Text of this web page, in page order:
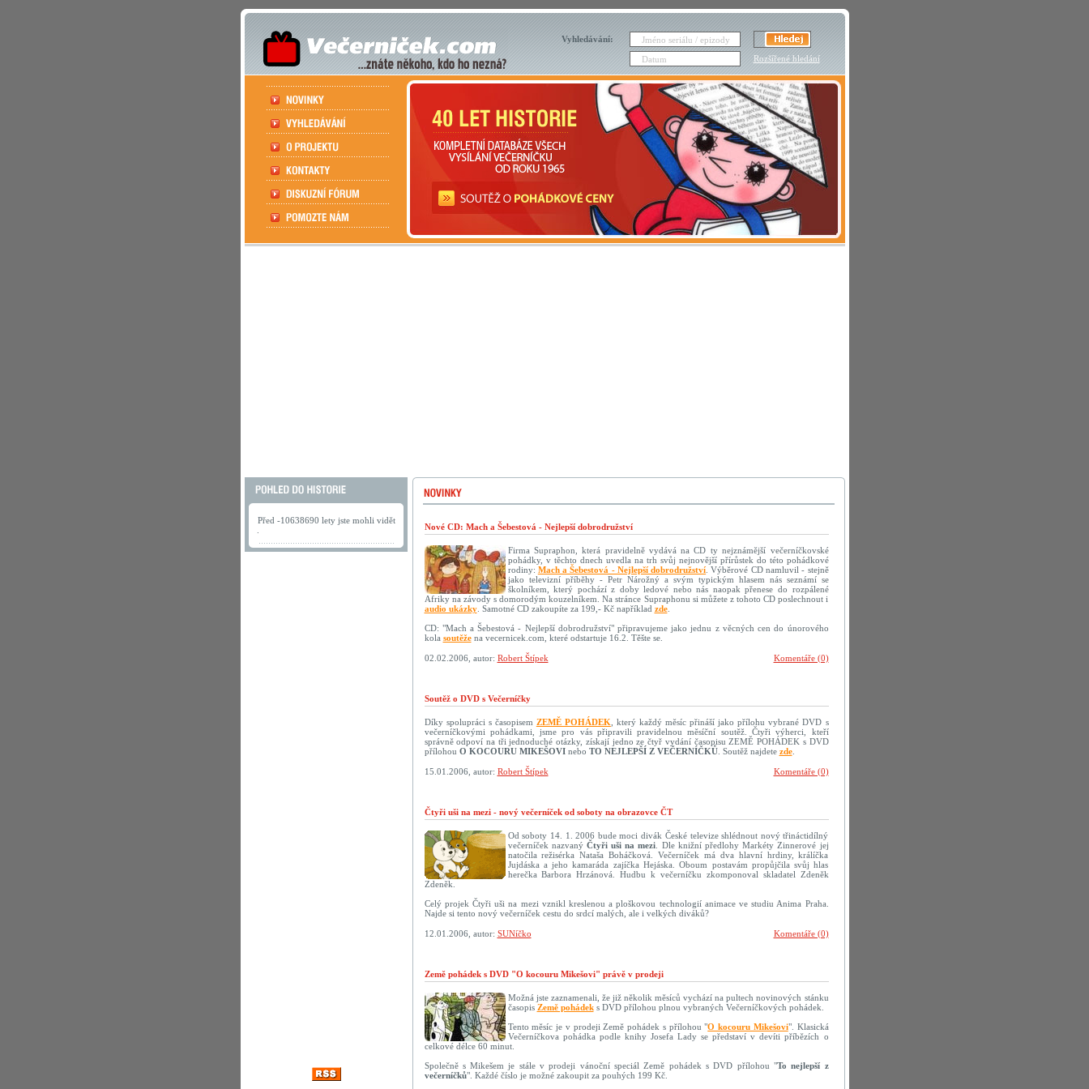
Vyhledávání:
Rozšířené hledání
Před -10638690 lety jste mohli vidět
Nové CD: Mach a Šebestová - Nejlepší dobrodružství
Firma Supraphon, která pravidelně vydává na CD ty nejznámější večerníčkovské
pohádky, v těchto dnech uvedla na trh svůj nejnovější přírůstek do této pohádkové
rodiny: Mach a Šebestová - Nejlepší dobrodružství . Výběrové CD namluvil - stejně
jako televizní příběhy - Petr Nárožný a svým typickým hlasem nás seznámí se
školníkem, který pochází z doby ledové nebo nás naopak přenese do rozpálené
Afriky na závody s domorodým kouzelníkem. Na stránce Supraphonu si můžete z tohoto CD poslechnout i
audio ukázky. Samotné CD zakoupíte za 199,- Kč například zde.
CD: "Mach a Šebestová - Nejlepší dobrodružství" připravujeme jako jednu z věcných cen do únorového
kola soutěžena vecernicek.com, které odstartuje 16.2. Těšte se.
Komentáře (0)
02.02.2006, autor: Robert Štípek
Soutěž o DVD s Večerníčky
Díky spolupráci s časopisem ZEMĚ POHÁDEK , který každý měsíc přináší jako přílohu vybrané DVD s
večerníčkovými pohádkami, jsme pro vás připravili pravidelnou měsíční soutěž. Čtyři výherci, kteří
správně odpoví na tři jednoduché otázky, získají jedno ze čtyř vydání časopisu ZEMĚ POHÁDEK s DVD
přílohou O KOCOURU MIKEŠOVInebo TO NEJLEPŠÍ Z VEČERNÍČKŮ. Soutěž najdete zde.
Komentáře (0)
15.01.2006, autor: Robert Štípek
Čtyři uši na mezi - nový večerníček od soboty na obrazovce ČT
Od soboty 14. 1. 2006 bude moci divák České televize shlédnout nový třináctidílný
večerníček nazvaný Čtyři uši na mezi . Dle knižní předlohy Markéty Zinnerové jej
natočila režisérka Nataša Boháčková. Večerníček má dva hlavní hrdiny, králíčka
Jujdáska a jeho kamaráda zajíčka Hejáska. Oboum postavám propůjčila svůj hlas
herečka Barbora Hrzánová. Hudbu k večerníčku zkomponoval skladatel Zdeněk
Zdeněk.
Celý projek Čtyři uši na mezi vznikl kreslenou a ploškovou technologií animace ve studiu Anima Praha.
Najde si tento nový večerníček cestu do srdcí malých, ale i velkých diváků?
Komentáře (0)
12.01.2006, autor: SUNíčko
Země pohádek s DVD "O kocouru Mikešovi" právě v prodeji
Možná jste zaznamenali, že již několik měsíců vychází na pultech novinových stánku
časopis Země pohádeks DVD přílohou plnou vybraných Večerníčkových pohádek.
Tento měsíc je v prodeji Země pohádek s přílohou "O kocouru Mikešovi". Klasická
Večerníčkova pohádka podle knihy Josefa Lady se představí v devíti příbězích o
celkové délce 60 minut.
Společně s Mikešem je stále v prodeji vánoční speciál Země pohádek s DVD přílohou "To nejlepší z
večerníčků". Každé číslo je možné zakoupit za pouhých 199 Kč.